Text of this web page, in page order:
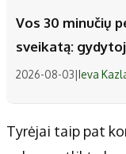
Vos 30 minučių
sveikatą:
2026-08-03|Ieva
Tyrėjai taip pat